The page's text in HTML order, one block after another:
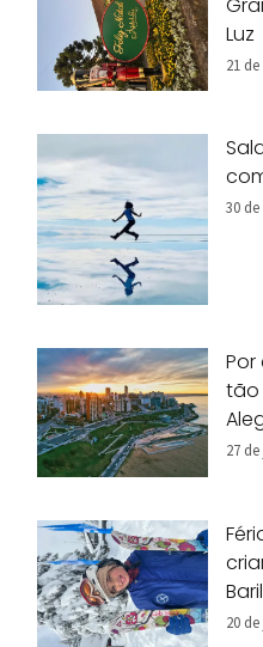
Luz
21
30
tão
27
20